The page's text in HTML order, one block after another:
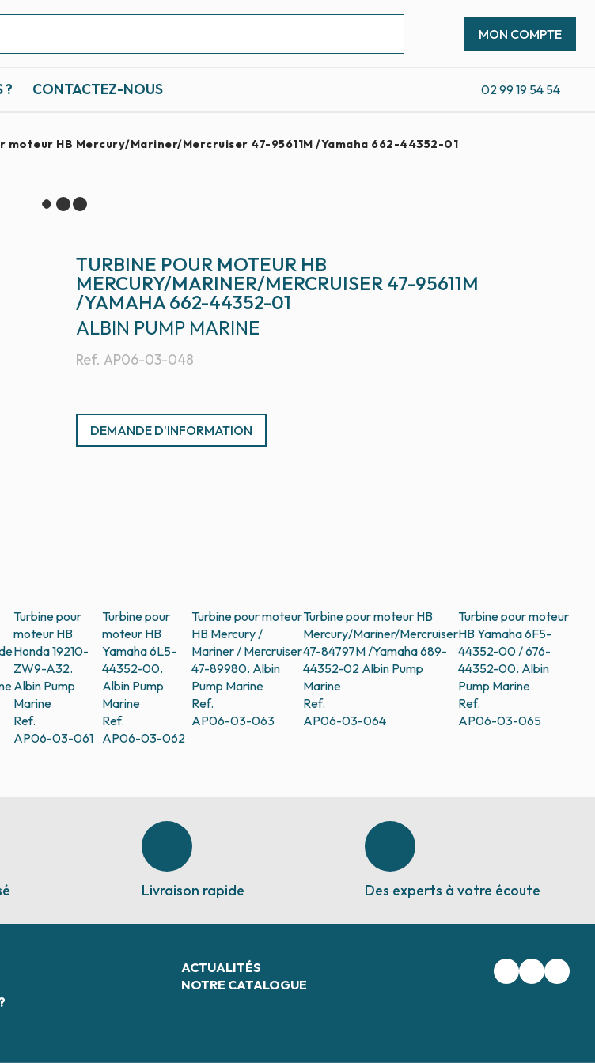
? CONTACTEZ-NOUS
MON COMPTE
02 99 19 54 54
moteur HB Mercury/Mariner/Mercruiser 47-95611M /Yamaha 662-44352-01
TURBINE POUR MOTEUR HB
MERCURY/MARINER/MERCRUISER 47-95611M
/YAMAHA 662-44352-01
Ref. AP06-03-048
ALBIN PUMP MARINE
DEMANDE D'INFORMATION
Turbine pour
moteur HB
Honda 19210-
ZW9-A32.
Albin Pump
Marine
Ref.
AP06-03-061
Turbine pour
moteur HB
Yamaha 6L5-
44352-00.
Albin Pump
Marine
Ref.
AP06-03-062
Turbine pour moteur
HB Mercury /
Mariner / Mercruiser
47-89980. Albin
Pump Marine
Ref.
AP06-03-063
Turbine pour moteur HB
Mercury/Mariner/Mercruiser
47-84797M /Yamaha 689-
44352-02 Albin Pump
Marine
Ref.
AP06-03-064
Turbine pour moteur
HB Yamaha 6F5-
44352-00 / 676-
44352-00. Albin
Pump Marine
Ref.
AP06-03-065
Livraison rapide Des experts à votre écoute
ACTUALITÉS
NOTRE CATALOGUE